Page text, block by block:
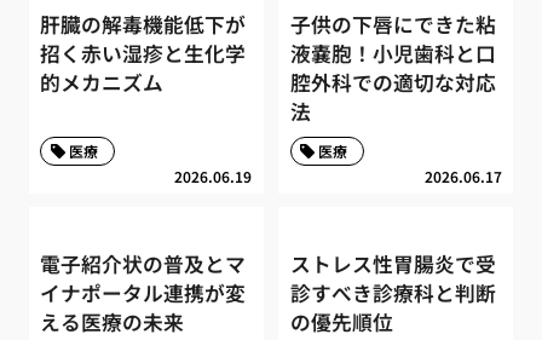
肝臓の解毒機能低下が
招く赤い湿疹と生化学
的メカニズム
2026.06.19
医療
子供の下唇にできた粘
液嚢胞！小児歯科と口
腔外科での適切な対応
法
2026.06.17
医療
電子紹介状の普及とマ
イナポータル連携が変
える医療の未来
ストレス性胃腸炎で受
診すべき診療科と判断
の優先順位